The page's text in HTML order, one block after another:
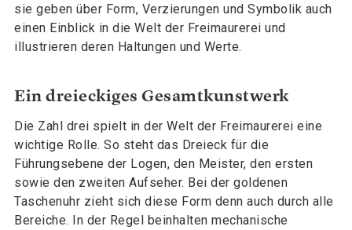
sie geben über Form, Verzierungen und Symbolik auch
einen Einblick in die Welt der Freimaurerei und
illustrieren deren Haltungen und Werte.
Ein dreieckiges Gesamtkunstwerk
Die Zahl drei spielt in der Welt der Freimaurerei eine
wichtige Rolle. So steht das Dreieck für die
Führungsebene der Logen, den Meister, den ersten
sowie den zweiten Aufseher. Bei der goldenen
Taschenuhr zieht sich diese Form denn auch durch alle
Bereiche. In der Regel beinhalten mechanische